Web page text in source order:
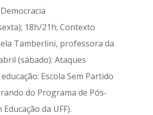
18h/21h; Contexto
Tamberlini, professora da
(sábado): Ataques
Escola Sem Partido
do Programa de Pós-
da UFF).